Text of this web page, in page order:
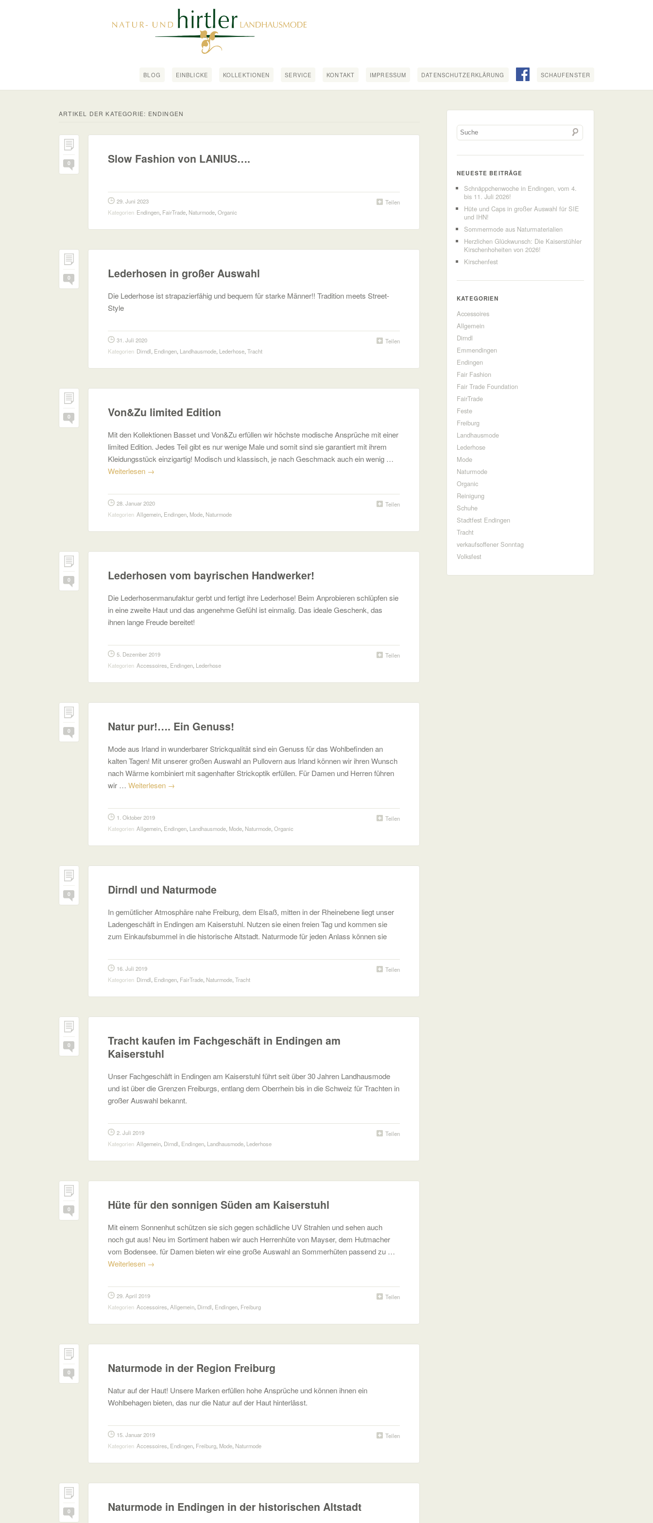
BLOG EINBLICKE KOLLEKTIONEN SERVICE KONTAKT IMPRESSUM DATENSCHUTZERKLÄRUNG SCHAUFENSTER
ARTIKEL DER KATEGORIE: ENDINGEN
0 Slow Fashion von LANIUS….
Teilen
29. Juni 2023
Kategorien Endingen, FairTrade, Naturmode, Organic
0 Lederhosen in großer Auswahl
Die Lederhose ist strapazierfähig und bequem für starke Männer!! Tradition meets Street-
Style
Teilen
31. Juli 2020
Kategorien Dirndl, Endingen, Landhausmode, Lederhose, Tracht
0 Von&Zu limited Edition
Mit den Kollektionen Basset und Von&Zu erfüllen wir höchste modische Ansprüche mit einer
limited Edition. Jedes Teil gibt es nur wenige Male und somit sind sie garantiert mit ihrem
Kleidungsstück einzigartig! Modisch und klassisch, je nach Geschmack auch ein wenig …
Weiterlesen →
Teilen
28. Januar 2020
Kategorien Allgemein, Endingen, Mode, Naturmode
0 Lederhosen vom bayrischen Handwerker!
Die Lederhosenmanufaktur gerbt und fertigt ihre Lederhose! Beim Anprobieren schlüpfen sie
in eine zweite Haut und das angenehme Gefühl ist einmalig. Das ideale Geschenk, das
ihnen lange Freude bereitet!
Teilen
5. Dezember 2019
Kategorien Accessoires, Endingen, Lederhose
0 Natur pur!…. Ein Genuss!
Mode aus Irland in wunderbarer Strickqualität sind ein Genuss für das Wohlbefinden an
kalten Tagen! Mit unserer großen Auswahl an Pullovern aus Irland können wir ihren Wunsch
nach Wärme kombiniert mit sagenhafter Strickoptik erfüllen. Für Damen und Herren führen
wir … Weiterlesen →
Teilen
1. Oktober 2019
Kategorien Allgemein, Endingen, Landhausmode, Mode, Naturmode, Organic
0 Dirndl und Naturmode
In gemütlicher Atmosphäre nahe Freiburg, dem Elsaß, mitten in der Rheinebene liegt unser
Ladengeschäft in Endingen am Kaiserstuhl. Nutzen sie einen freien Tag und kommen sie
zum Einkaufsbummel in die historische Altstadt. Naturmode für jeden Anlass können sie
Teilen
16. Juli 2019
Kategorien Dirndl, Endingen, FairTrade, Naturmode, Tracht
0
Tracht kaufen im Fachgeschäft in Endingen am
Kaiserstuhl
Unser Fachgeschäft in Endingen am Kaiserstuhl führt seit über 30 Jahren Landhausmode
und ist über die Grenzen Freiburgs, entlang dem Oberrhein bis in die Schweiz für Trachten in
großer Auswahl bekannt.
Teilen
2. Juli 2019
Kategorien Allgemein, Dirndl, Endingen, Landhausmode, Lederhose
0 Hüte für den sonnigen Süden am Kaiserstuhl
Mit einem Sonnenhut schützen sie sich gegen schädliche UV Strahlen und sehen auch
noch gut aus! Neu im Sortiment haben wir auch Herrenhüte von Mayser, dem Hutmacher
vom Bodensee. für Damen bieten wir eine große Auswahl an Sommerhüten passend zu …
Weiterlesen →
Teilen
29. April 2019
Kategorien Accessoires, Allgemein, Dirndl, Endingen, Freiburg
0 Naturmode in der Region Freiburg
Natur auf der Haut! Unsere Marken erfüllen hohe Ansprüche und können ihnen ein
Wohlbehagen bieten, das nur die Natur auf der Haut hinterlässt.
Teilen
15. Januar 2019
Kategorien Accessoires, Endingen, Freiburg, Mode, Naturmode
0 Naturmode in Endingen in der historischen Altstadt
NEUESTE BEITRÄGE
Schnäppchenwoche in Endingen, vom 4.
bis 11. Juli 2026!
Hüte und Caps in großer Auswahl für SIE
und IHN!
Sommermode aus Naturmaterialien
Herzlichen Glückwunsch: Die Kaiserstühler
Kirschenhoheiten von 2026!
Kirschenfest
KATEGORIEN
Accessoires
Allgemein
Dirndl
Emmendingen
Endingen
Fair Fashion
Fair Trade Foundation
FairTrade
Feste
Freiburg
Landhausmode
Lederhose
Mode
Naturmode
Organic
Reinigung
Schuhe
Stadtfest Endingen
Tracht
verkaufsoffener Sonntag
Volksfest